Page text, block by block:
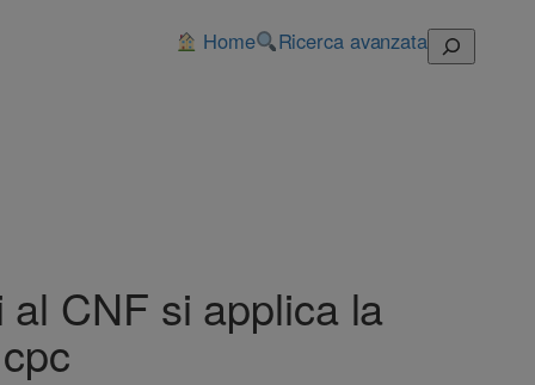
Home Ricerca avanzata Cerca
CNF si applica la